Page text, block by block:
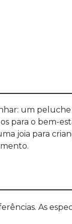
um
para o bem-
joia para
As